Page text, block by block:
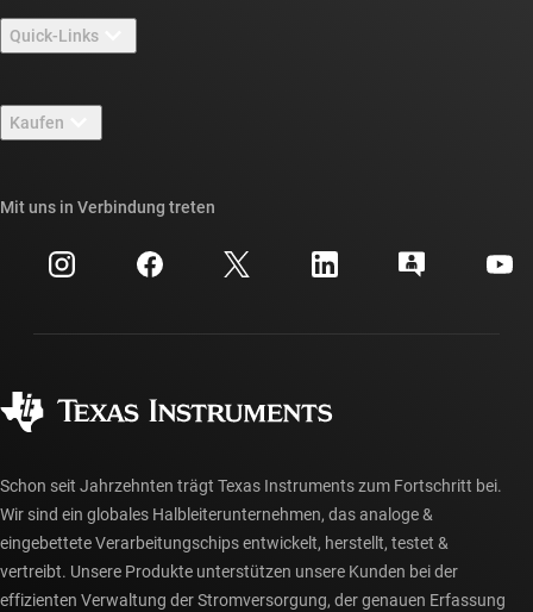
Stellenangebote
Newsroom
Veranstaltungen
Investorenbeziehungen
Quick-Links
TI E2E™-Design-Support-Foren
Querverweis-Suche
Kundensupportzentrum
myTI-Konto FAQs
Kaufen
Häufig gestellte Fragen zu Bestellungen
Mit uns in Verbindung treten
Schon seit Jahrzehnten trägt Texas Instruments zum Fortschritt bei.
Wir sind ein globales Halbleiterunternehmen, das analoge &
eingebettete Verarbeitungschips entwickelt, herstellt, testet &
vertreibt. Unsere Produkte unterstützen unsere Kunden bei der
effizienten Verwaltung der Stromversorgung, der genauen Erfassung